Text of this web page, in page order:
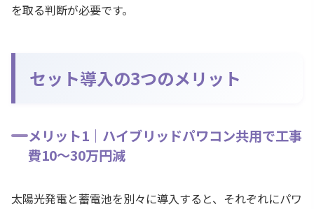
を取る判断が必要です。
セット導入の3つのメリット
メリット1｜ハイブリッドパワコン共用で工事
費10〜30万円減
太陽光発電と蓄電池を別々に導入すると、それぞれにパワ